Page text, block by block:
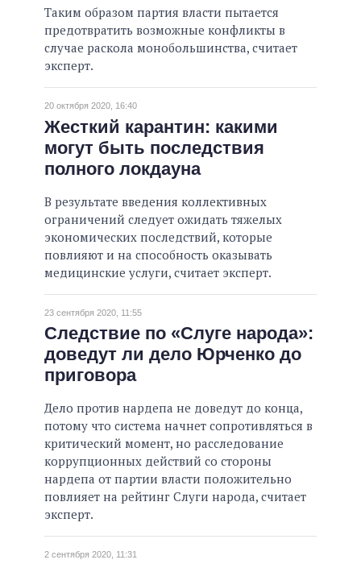
Таким образом партия власти пытается
предотвратить возможные конфликты в
случае раскола монобольшинства, считает
эксперт.
20 октября 2020, 16:40
Жесткий карантин: какими
могут быть последствия
полного локдауна
В результате введения коллективных
ограничений следует ожидать тяжелых
экономических последствий, которые
повлияют и на способность оказывать
медицинские услуги, считает эксперт.
23 сентября 2020, 11:55
Следствие по «Слуге народа»:
доведут ли дело Юрченко до
приговора
Дело против нардепа не доведут до конца,
потому что система начнет сопротивляться в
критический момент, но расследование
коррупционных действий со стороны
нардепа от партии власти положительно
повлияет на рейтинг Слуги народа, считает
эксперт.
2 сентября 2020, 11:31